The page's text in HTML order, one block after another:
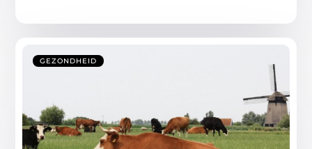
GEZONDHEID